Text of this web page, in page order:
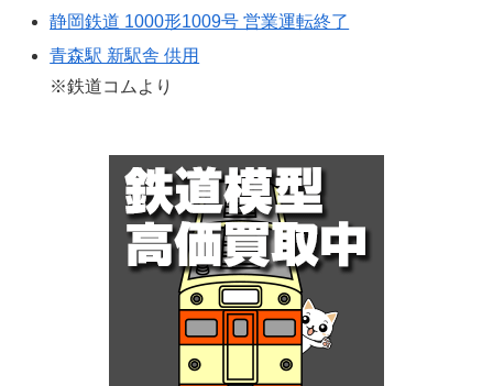
静岡鉄道 1000形1009号 営業運転終了
青森駅 新駅舎 供用
※鉄道コムより